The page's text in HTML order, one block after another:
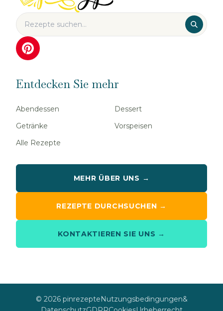
Entdecken Sie mehr
Abendessen
Dessert
Getränke
Vorspeisen
Alle Rezepte
MEHR ÜBER UNS →
REZEPTE DURCHSUCHEN →
KONTAKTIEREN SIE UNS →
© 2026 pinrezepte Nutzungsbedingungen&